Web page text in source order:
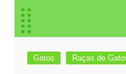
Gatos Raças de